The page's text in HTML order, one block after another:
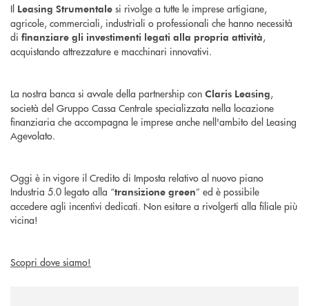
Il Leasing Strumentale si rivolge a tutte le imprese artigiane,
agricole, commerciali, industriali o professionali che hanno necessità
di finanziare gli investimenti legati alla propria attività,
acquistando attrezzature e macchinari innovativi.
La nostra banca si avvale della partnership con Claris Leasing,
società del Gruppo Cassa Centrale specializzata nella locazione
finanziaria che accompagna le imprese anche nell'ambito del Leasing
Agevolato.
Oggi è in vigore il Credito di Imposta relativo al nuovo piano
Industria 5.0 legato alla “transizione green” ed è possibile
accedere agli incentivi dedicati. Non esitare a rivolgerti alla filiale più
vicina!
Scopri dove siamo!